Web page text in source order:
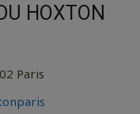
HOXTON
Paris